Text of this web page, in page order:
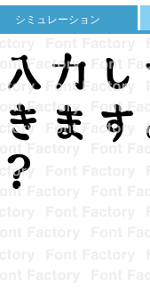
シミュレーション